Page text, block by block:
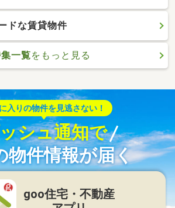
ドな賃貸物件
一覧をもっと見る
入りの物件を見逃さない！
シュ通知で
物件情報が届く
goo住宅・不動産